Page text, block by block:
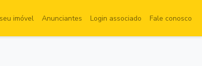
imóvel Anunciantes Login associado Fale conosco